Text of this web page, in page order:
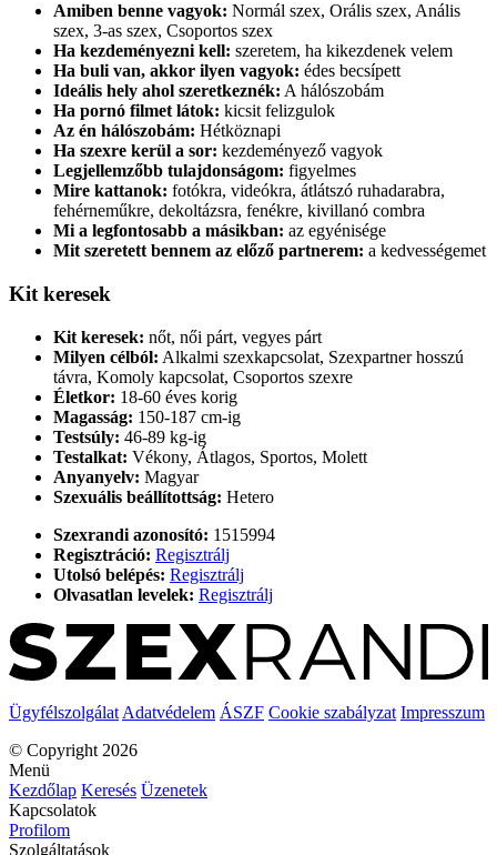
Amiben benne vagyok: Normál szex, Orális szex, Anális
szex, 3-as szex, Csoportos szex
Ha kezdeményezni kell: szeretem, ha kikezdenek velem
Ha buli van, akkor ilyen vagyok: édes becsípett
Ideális hely ahol szeretkeznék: A hálószobám
Ha pornó filmet látok: kicsit felizgulok
Az én hálószobám: Hétköznapi
Ha szexre kerül a sor: kezdeményező vagyok
Legjellemzőbb tulajdonságom: figyelmes
Mire kattanok: fotókra, videókra, átlátszó ruhadarabra,
fehérneműkre, dekoltázsra, fenékre, kivillanó combra
Mi a legfontosabb a másikban: az egyénisége
Mit szeretett bennem az előző partnerem: a kedvességemet
Kit keresek
Kit keresek: nőt, női párt, vegyes párt
Milyen célból: Alkalmi szexkapcsolat, Szexpartner hosszú
távra, Komoly kapcsolat, Csoportos szexre
Életkor: 18-60 éves korig
Magasság: 150-187 cm-ig
Testsúly: 46-89 kg-ig
Testalkat: Vékony, Átlagos, Sportos, Molett
Anyanyelv: Magyar
Szexuális beállítottság: Hetero
Szexrandi azonosító: 1515994
Regisztráció: Regisztrálj
Utolsó belépés: Regisztrálj
Olvasatlan levelek: Regisztrálj
Ügyfélszolgálat Adatvédelem ÁSZF Cookie szabályzat Impresszum
© Copyright 2026
Menü
Kezdőlap Keresés Üzenetek
Kapcsolatok
Profilom
Szolgáltatások